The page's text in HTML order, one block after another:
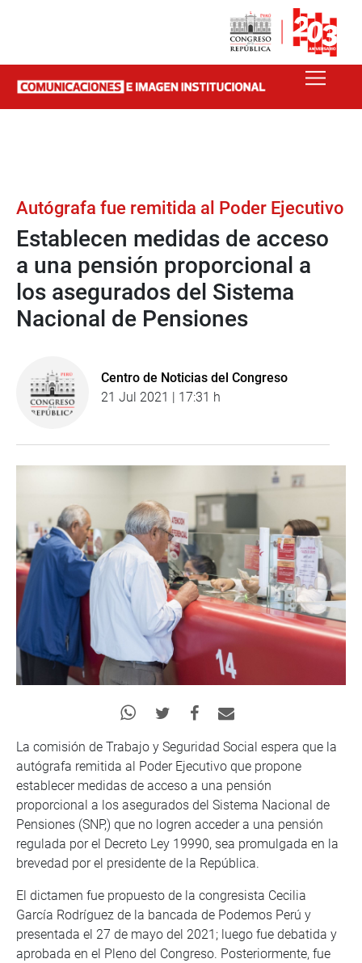
Autógrafa fue remitida al Poder Ejecutivo
Establecen medidas de acceso
a una pensión proporcional a
los asegurados del Sistema
Nacional de Pensiones
Centro de Noticias del Congreso
21 Jul 2021 | 17:31 h
La comisión de Trabajo y Seguridad Social espera que la
autógrafa remitida al Poder Ejecutivo que propone
establecer medidas de acceso a una pensión
proporcional a los asegurados del Sistema Nacional de
Pensiones (SNP,) que no logren acceder a una pensión
regulada por el Decreto Ley 19990, sea promulgada en la
brevedad por el presidente de la República.
El dictamen fue propuesto de la congresista Cecilia
García Rodríguez de la bancada de Podemos Perú y
presentada el 27 de mayo del 2021; luego fue debatida y
aprobada en el Pleno del Congreso. Posteriormente, fue